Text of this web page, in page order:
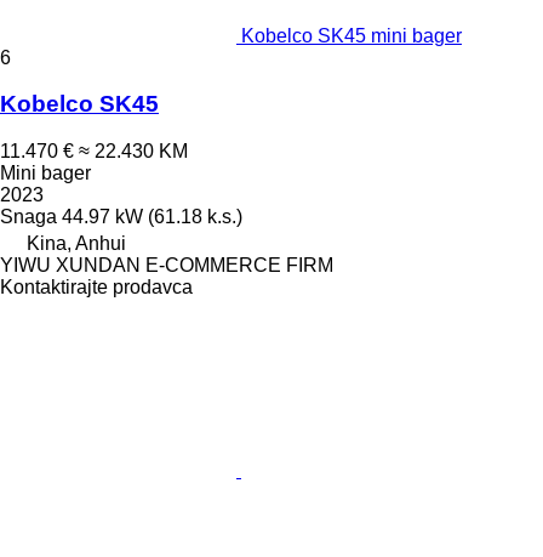
Kobelco SK45 mini bager
6
Kobelco SK45
11.470 € ≈ 22.430 KM
Mini bager
2023
Snaga 44.97 kW (61.18 k.s.)
Kina, Anhui
YIWU XUNDAN E-COMMERCE FIRM
Kontaktirajte prodavca